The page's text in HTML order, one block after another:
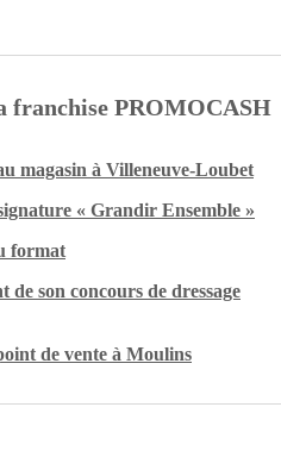
franchise PROMOCASH
magasin à Villeneuve-Loubet
« Grandir Ensemble »
format
de son concours de dressage
de vente à Moulins